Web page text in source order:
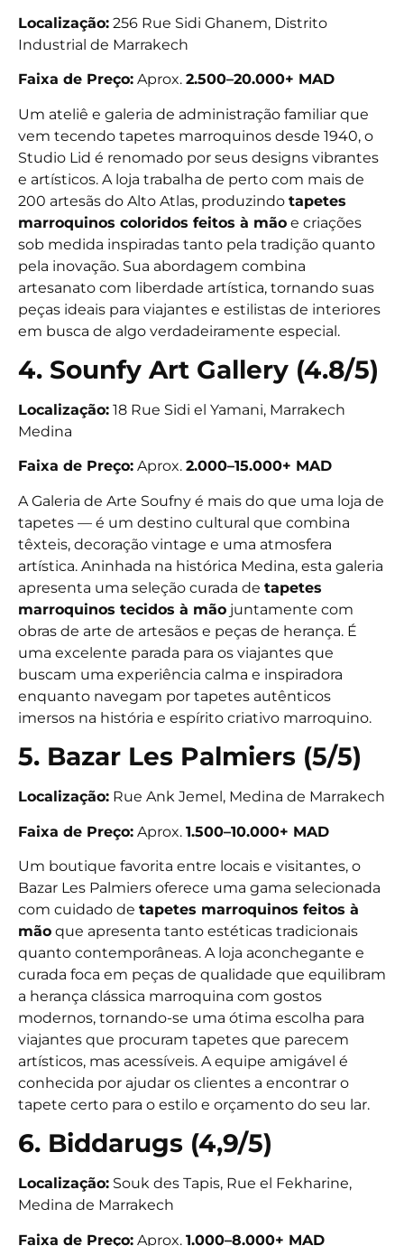
Localização: 256 Rue Sidi Ghanem, Distrito
Industrial de Marrakech
Faixa de Preço: Aprox. 2.500–20.000+ MAD
Um ateliê e galeria de administração familiar que
vem tecendo tapetes marroquinos desde 1940, o
Studio Lid é renomado por seus designs vibrantes
e artísticos. A loja trabalha de perto com mais de
200 artesãs do Alto Atlas, produzindo tapetes
marroquinos coloridos feitos à mão e criações
sob medida inspiradas tanto pela tradição quanto
pela inovação. Sua abordagem combina
artesanato com liberdade artística, tornando suas
peças ideais para viajantes e estilistas de interiores
em busca de algo verdadeiramente especial.
4. Sounfy Art Gallery (4.8/5)
Localização: 18 Rue Sidi el Yamani, Marrakech
Medina
Faixa de Preço: Aprox. 2.000–15.000+ MAD
A Galeria de Arte Soufny é mais do que uma loja de
tapetes — é um destino cultural que combina
têxteis, decoração vintage e uma atmosfera
artística. Aninhada na histórica Medina, esta galeria
apresenta uma seleção curada de tapetes
marroquinos tecidos à mão juntamente com
obras de arte de artesãos e peças de herança. É
uma excelente parada para os viajantes que
buscam uma experiência calma e inspiradora
enquanto navegam por tapetes autênticos
imersos na história e espírito criativo marroquino.
5. Bazar Les Palmiers (5/5)
Localização: Rue Ank Jemel, Medina de Marrakech
Faixa de Preço: Aprox. 1.500–10.000+ MAD
Um boutique favorita entre locais e visitantes, o
Bazar Les Palmiers oferece uma gama selecionada
com cuidado de tapetes marroquinos feitos à
mão que apresenta tanto estéticas tradicionais
quanto contemporâneas. A loja aconchegante e
curada foca em peças de qualidade que equilibram
a herança clássica marroquina com gostos
modernos, tornando-se uma ótima escolha para
viajantes que procuram tapetes que parecem
artísticos, mas acessíveis. A equipe amigável é
conhecida por ajudar os clientes a encontrar o
tapete certo para o estilo e orçamento do seu lar.
6. Biddarugs (4,9/5)
Localização: Souk des Tapis, Rue el Fekharine,
Medina de Marrakech
Faixa de Preço: Aprox. 1.000–8.000+ MAD